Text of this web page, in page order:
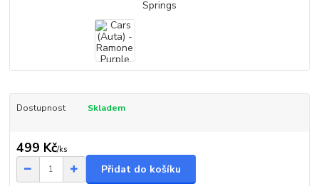
Dostupnost Skladem
499 Kč/ks
Přidat do košíku